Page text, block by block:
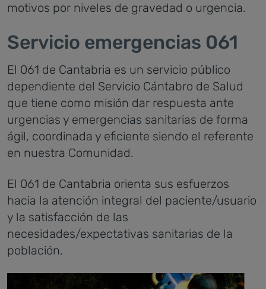
motivos por niveles de gravedad o urgencia.
Servicio emergencias 061
El 061 de Cantabria es un servicio público
dependiente del Servicio Cántabro de Salud
que tiene como misión dar respuesta ante
urgencias y emergencias sanitarias de forma
ágil, coordinada y eficiente siendo el referente
en nuestra Comunidad.
El 061 de Cantabria orienta sus esfuerzos
hacia la atención integral del paciente/usuario
y la satisfacción de las
necesidades/expectativas sanitarias de la
población.